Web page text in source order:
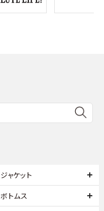
ジャケット
ボトムス